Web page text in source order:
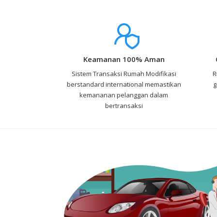
Keamanan 100% Aman
Sistem Transaksi Rumah Modifikasi
berstandard international memastikan
kemananan pelanggan dalam
bertransaksi